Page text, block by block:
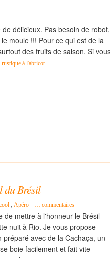
délicieux. Pas besoin de robot,
moule !!! Pour ce qui est de la
des fruits de saison. Si vous
rustique à l'abricot
du Brésil
, Apéro - … commentaires
de mettre à l'honneur le Brésil
nuit à Rio. Je vous propose
avec de la Cachaça, un
boie facilement et fait vite